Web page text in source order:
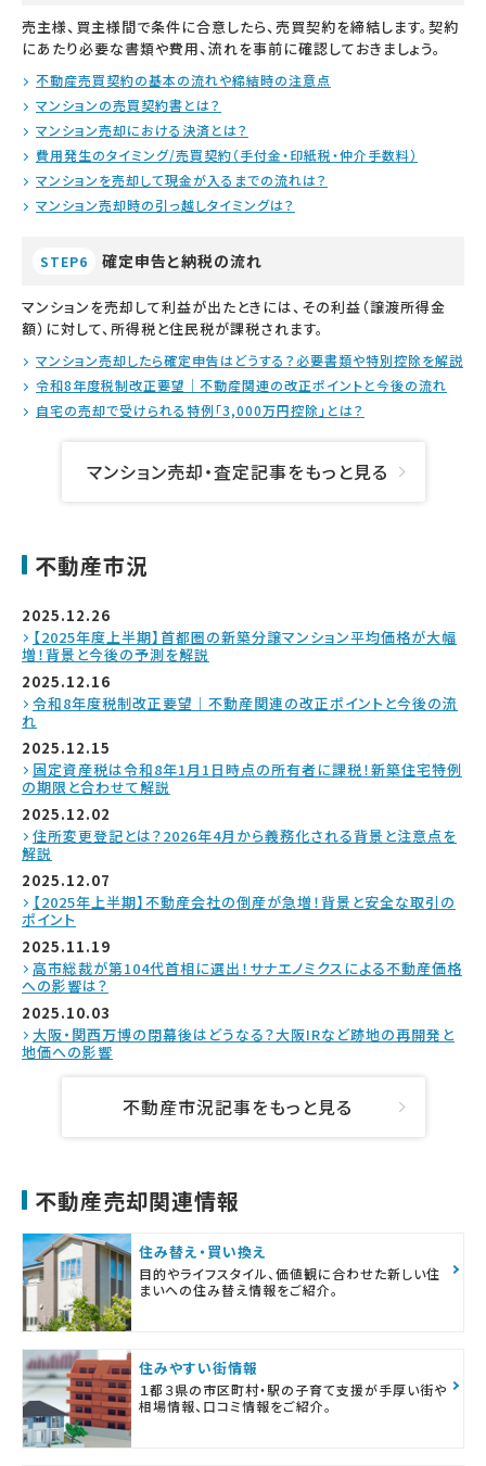
売主様、買主様間で条件に合意したら、売買契約を締結します。契約
にあたり必要な書類や費用、流れを事前に確認しておきましょう。
不動産売買契約の基本の流れや締結時の注意点
マンションの売買契約書とは？
マンション売却における決済とは？
費用発生のタイミング/売買契約（手付金・印紙税・仲介手数料）
マンションを売却して現金が入るまでの流れは？
マンション売却時の引っ越しタイミングは？
STEP6 確定申告と納税の流れ
マンションを売却して利益が出たときには、その利益（譲渡所得金
額）に対して、所得税と住民税が課税されます。
マンション売却したら確定申告はどうする？必要書類や特別控除を解説
令和8年度税制改正要望｜不動産関連の改正ポイントと今後の流れ
自宅の売却で受けられる特例「3,000万円控除」とは？
マンション売却・査定記事をもっと見る
不動産市況
2025.12.26
【2025年度上半期】首都圏の新築分譲マンション平均価格が大幅
増！背景と今後の予測を解説
2025.12.16
令和8年度税制改正要望｜不動産関連の改正ポイントと今後の流
れ
2025.12.15
固定資産税は令和8年1月1日時点の所有者に課税！新築住宅特例
の期限と合わせて解説
2025.12.02
住所変更登記とは？2026年4月から義務化される背景と注意点を
解説
2025.12.07
【2025年上半期】不動産会社の倒産が急増！背景と安全な取引の
ポイント
2025.11.19
高市総裁が第104代首相に選出！サナエノミクスによる不動産価格
への影響は？
2025.10.03
大阪・関西万博の閉幕後はどうなる？大阪IRなど跡地の再開発と
地価への影響
不動産市況記事をもっと見る
不動産売却関連情報
住み替え・買い換え
目的やライフスタイル、価値観に合わせた新しい住
まいへの住み替え情報をご紹介。
住みやすい街情報
１都３県の市区町村・駅の子育て支援が手厚い街や
相場情報、口コミ情報をご紹介。